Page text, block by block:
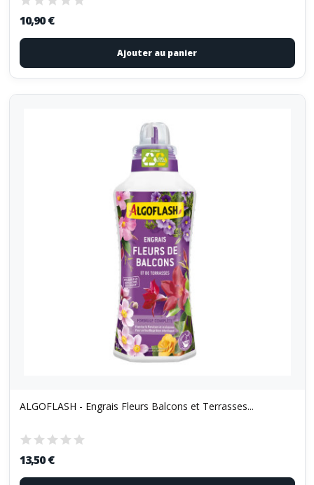
10,90 €
Ajouter au panier
ALGOFLASH - Engrais Fleurs Balcons et Terrasses...
13,50 €